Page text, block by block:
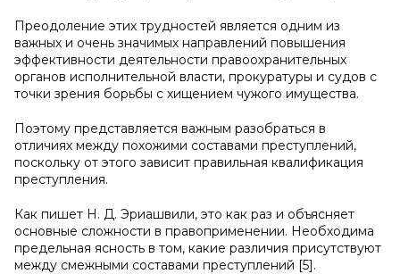
Преодоление этих трудностей является одним из
важных и очень значимых направлений повышения
эффективности деятельности правоохранительных
органов исполнительной власти, прокуратуры и судов с
точки зрения борьбы с хищением чужого имущества.
Поэтому представляется важным разобраться в
отличиях между похожими составами преступлений,
поскольку от этого зависит правильная квалификация
преступления.
Как пишет Н. Д. Эриашвили, это как раз и объясняет
основные сложности в правоприменении. Необходима
предельная ясность в том, какие различия присутствуют
между смежными составами преступлений [5].